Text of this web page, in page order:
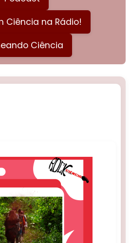
Ciência na Rádio!
Ciência